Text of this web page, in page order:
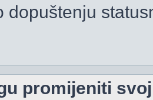
dopuštenju
promijeniti